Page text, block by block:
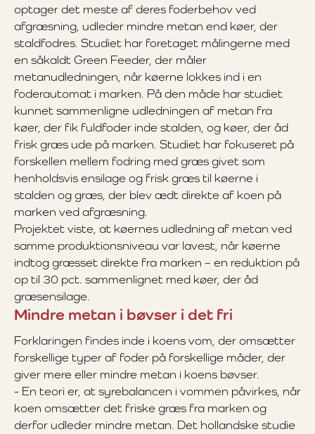
optager det meste af deres foderbehov ved
afgræsning, udleder mindre metan end køer, der
staldfodres. Studiet har foretaget målingerne med
en såkaldt Green Feeder, der måler
metanudledningen, når køerne lokkes ind i en
foderautomat i marken. På den måde har studiet
kunnet sammenligne udledningen af metan fra
køer, der fik fuldfoder inde stalden, og køer, der åd
frisk græs ude på marken. Studiet har fokuseret på
forskellen mellem fodring med græs givet som
henholdsvis ensilage og frisk græs til køerne i
stalden og græs, der blev ædt direkte af koen på
marken ved afgræsning.
Projektet viste, at køernes udledning af metan ved
samme produktionsniveau var lavest, når køerne
indtog græsset direkte fra marken – en reduktion på
op til 30 pct. sammenlignet med køer, der åd
græsensilage.
Mindre metan i bøvser i det fri
Forklaringen findes inde i koens vom, der omsætter
forskellige typer af foder på forskellige måder, der
giver mere eller mindre metan i koens bøvser.
- En teori er, at syrebalancen i vommen påvirkes, når
koen omsætter det friske græs fra marken og
derfor udleder mindre metan. Det hollandske studie